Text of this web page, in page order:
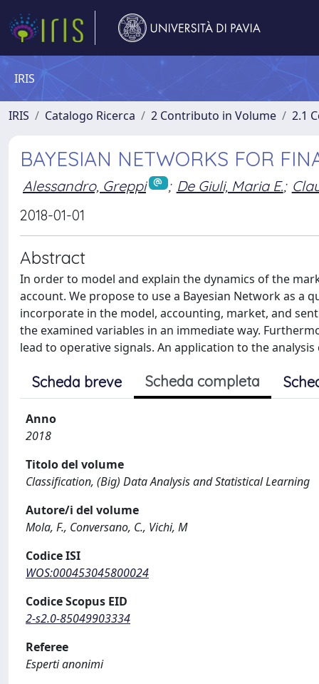
IRIS
IRIS Catalogo Ricerca 2 Contributo in Volume 2.1
BAYESIAN NETWORKS FOR
Alessandro, Greppi ; De Giuli, Maria E.;
2018-01-01
Abstract
In order to model and explain the dynamics of the
account. We propose to use a Bayesian Network as
incorporate in the model, accounting, market, and
the examined variables in an immediate way.
lead to operative signals. An application to the analysis
Scheda breve Scheda completa
Anno
2018
Titolo del volume
Classification, (Big) Data Analysis and Statistical Learning
Autore/i del volume
Mola, F., Conversano, C., Vichi, M
Codice ISI
WOS:000453045800024
Codice Scopus EID
2-s2.0-85049903334
Referee
Esperti anonimi